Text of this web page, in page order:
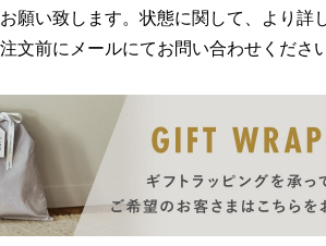
願い致します。状態に関して、より詳
文前にメールにてお問い合わせください